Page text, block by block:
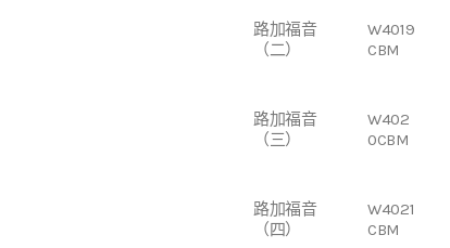
路加福音
（二）
W4019
CBM
路加福音
（三）
W402
0CBM
路加福音
（四）
W4021
CBM